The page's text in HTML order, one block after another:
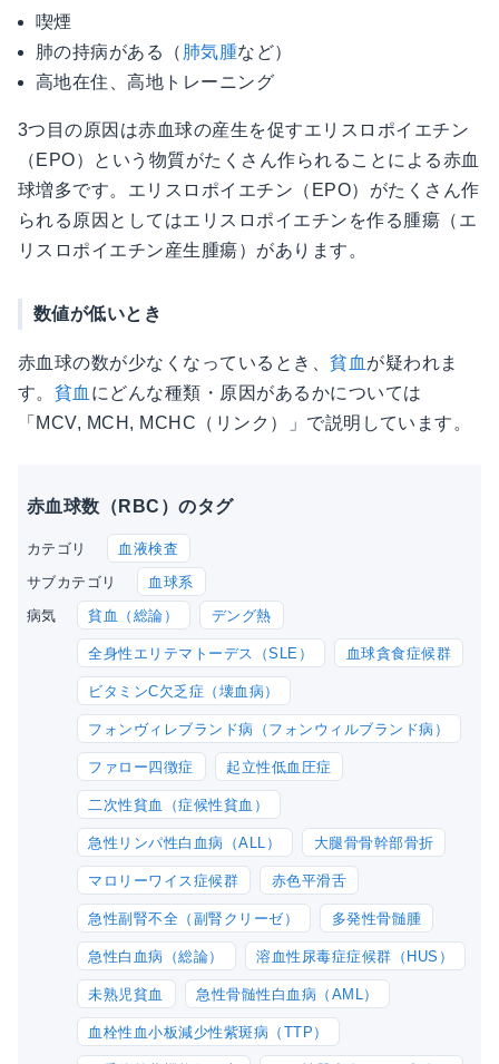
喫煙
肺の持病がある（ 肺気腫など）
高地在住、高地トレーニング
3つ目の原因は赤血球の産生を促すエリスロポイエチン
（EPO）という物質がたくさん作られることによる赤血
球増多です。エリスロポイエチン（EPO）がたくさん作
られる原因としてはエリスロポイエチンを作る腫瘍（エ
リスロポイエチン産生腫瘍）があります。
数値が低いとき
赤血球の数が少なくなっているとき、貧血 が疑われま
す。 貧血 にどんな種類・原因があるかについては
「MCV, MCH, MCHC（リンク）」で説明しています。
赤血球数（RBC）のタグ
カテゴリ 血液検査
サブカテゴリ 血球系
病気 貧血（総論） デング熱
全身性エリテマトーデス（SLE） 血球貪食症候群
ビタミンC欠乏症（壊血病）
フォンヴィレブランド病（フォンウィルブランド病）
ファロー四徴症 起立性低血圧症
二次性貧血（症候性貧血）
急性リンパ性白血病（ALL） 大腿骨骨幹部骨折
マロリーワイス症候群 赤色平滑舌
急性副腎不全（副腎クリーゼ） 多発性骨髄腫
急性白血病（総論） 溶血性尿毒症症候群（HUS）
未熟児貧血 急性骨髄性白血病（AML）
血栓性血小板減少性紫斑病（TTP）